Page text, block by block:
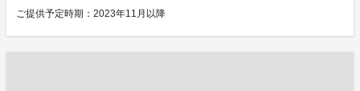
ご提供予定時期：2023年11月以降